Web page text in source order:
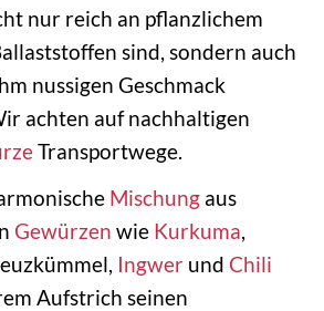
nur reich an pflanzlichem
sind, sondern auch
nussigen Geschmack
achten auf nachhaltigen
Transportwege.
Mischungaus
Gewürzen wie Kurkuma,
Ingwerund Chili
Aufstrich seinen